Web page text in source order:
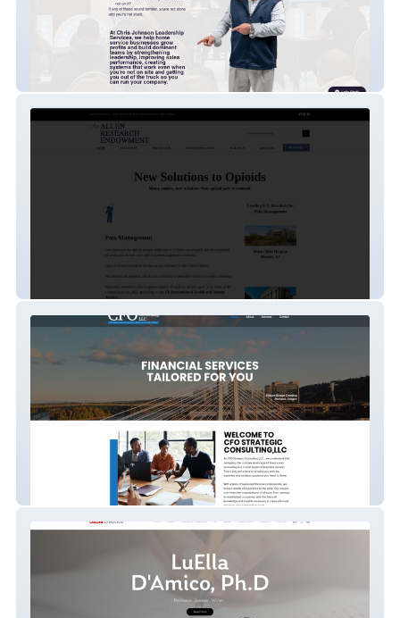
Chris Johnson Leadership
Allen Research Endowment
CFO Strategic